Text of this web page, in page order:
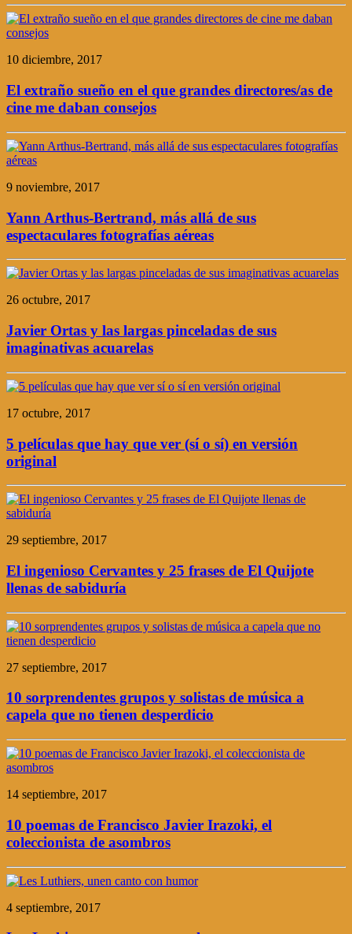
10 diciembre, 2017
El extraño sueño en el que grandes directores/as de
cine me daban consejos
9 noviembre, 2017
Yann Arthus-Bertrand, más allá de sus
espectaculares fotografías aéreas
26 octubre, 2017
Javier Ortas y las largas pinceladas de sus
imaginativas acuarelas
17 octubre, 2017
5 películas que hay que ver (sí o sí) en versión
original
29 septiembre, 2017
El ingenioso Cervantes y 25 frases de El Quijote
llenas de sabiduría
27 septiembre, 2017
10 sorprendentes grupos y solistas de música a
capela que no tienen desperdicio
14 septiembre, 2017
10 poemas de Francisco Javier Irazoki, el
coleccionista de asombros
4 septiembre, 2017